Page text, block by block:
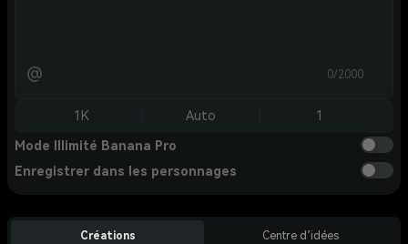
@ 0/2000
1K Auto 1
Mode Illimité Banana Pro
Enregistrer dans les personnages
Créations Centre d’idées